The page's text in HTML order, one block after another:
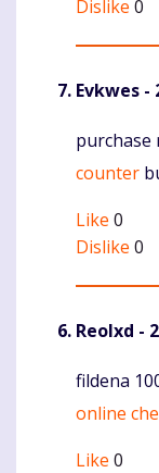
Dislike 0
Evkwes -
purchase
counter
Like 0
Dislike 0
Reolxd -
fildena
online
Like 0